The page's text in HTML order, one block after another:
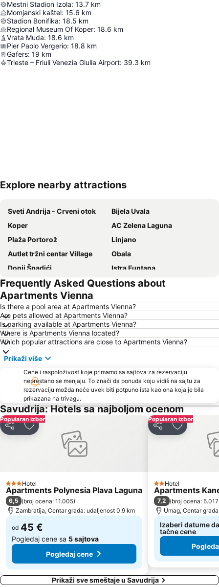
Mestni Stadion Izola: 13.7 km
Momjanski kaštel: 15.6 km
Stadion Bonifika: 18.5 km
Regional Museum Of Koper: 18.6 km
Vrata Muda: 18.6 km
Pier Paolo Vergerio: 18.8 km
Gafers: 19 km
Trieste – Friuli Venezia Giulia Airport: 39.3 km
Explore nearby attractions
Sveti Andrija - Crveni otok
Bijela Uvala
Koper
AC Zelena Laguna
Plaža Portorož
Linjano
Autlet tržni centar Village
Obala
Donji Špadići
Istra Funtana
Katoro
Koper
Glavna železnička stanica Trst
Slovenska Obala
Bibione Pineda
Laguna Stella Maris
Luka Trst
Zlatni Rt
Obala maršala Tita
Delfin
Istrian Riviera
Austostazione di Trieste
Barcolana
AC Zelena Laguna
Stari Grad
Amarin
St. Bernardin
Simonov zaliv
Spiaggia Principale
Lignano Pineta
Spiaggia Bibione
Stand up Comedy by Željko Pervan
Aquarium Piran
Staro mesto Piran
Rose Spa
Valeta AC Lanterna
Galeb AC Solaris
Frequently Asked Questions about
Apartments Vienna
Is there a pool area at Apartments Vienna?
Are pets allowed at Apartments Vienna?
Is parking available at Apartments Vienna?
Where is Apartments Vienna located?
Which popular attractions are close to Apartments Vienna?
Prikaži više
Cene i raspoloživost koje primamo sa sajtova za rezervaciju
neprestano se menjaju. To znači da ponuda koju vidiš na sajtu za
rezervaciju možda neće uvek biti potpuno ista kao ona koja je bila
prikazana na trivagu.
Savudrija: Hotels sa najboljom ocenom
Popularan izbor
Deli Dodati u favorite
3 Zvezdice
Hotel
Apartments Polynesia Plava Laguna
6,5 (broj ocena: 11.005)
Zambratija, Centar grada: udaljenost 0.9 km
od 45 €
Pogledaj cene sa 5 sajtova
Pogledaj cene
Popularan izbor
Deli Dodati u
2 Zvezdice
Hotel
Apartments
7,2 (broj ocena: 5.017
Umag, Centar
Izaberi datume
tačne cene
Prikaži sve smeštaje u Savudrija